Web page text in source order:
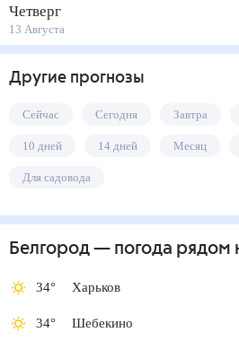
Четверг
13 Августа
Другие прогнозы
Сейчас Сегодня Завтра
10 дней 14 дней Месяц
Для садовода
Белгород— погода рядом
34° Харьков
34° Шебекино